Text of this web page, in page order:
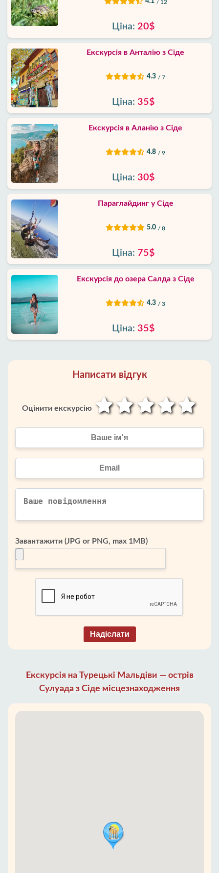
/ 12
Ціна: 20$
Екскурсія в Анталію з Сіде
4.3 / 7
Ціна: 35$
Екскурсія в Аланію з Сіде
4.8 / 9
Ціна: 30$
Параглайдинг у Сіде
5.0 / 8
Ціна: 75$
Екскурсія до озера Салда з Сіде
4.3 / 3
Ціна: 35$
Написати відгук
Оцінити екскурсію
Завантажити (JPG or PNG, max 1MB)
Надіслати
Екскурсія на Турецькі Мальдіви — острів
Сулуада з Сіде місцезнаходження